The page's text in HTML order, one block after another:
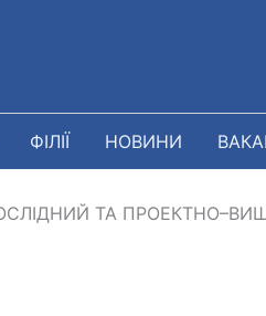
ФІЛІЇ НОВИНИ
ТА